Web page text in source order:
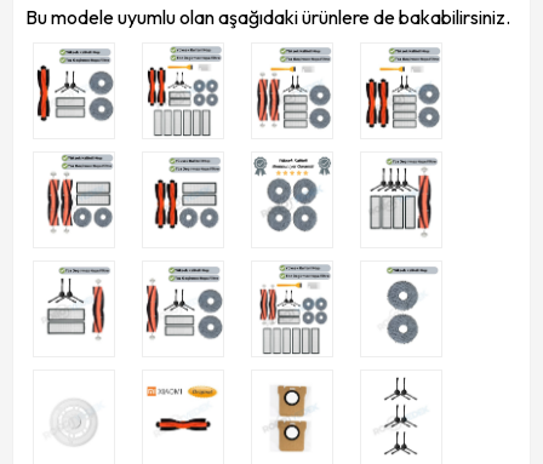
Bu modele uyumlu olan aşağıdaki ürünlere de bakabilirsiniz.